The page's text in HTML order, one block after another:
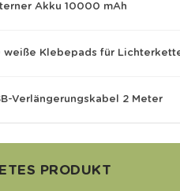
Akku 10000 mAh
weiße Klebepads für
Verlängerungskabel 2 Meter
PRODUKT